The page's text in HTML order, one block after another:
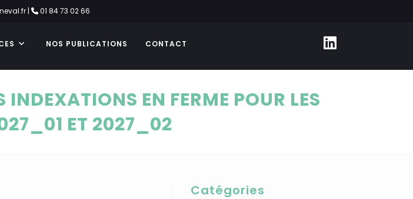
| 01 84 73 02 66
NOS PUBLICATIONS CONTACT
EN FERME POUR LES
ET 2027_02
Catégories